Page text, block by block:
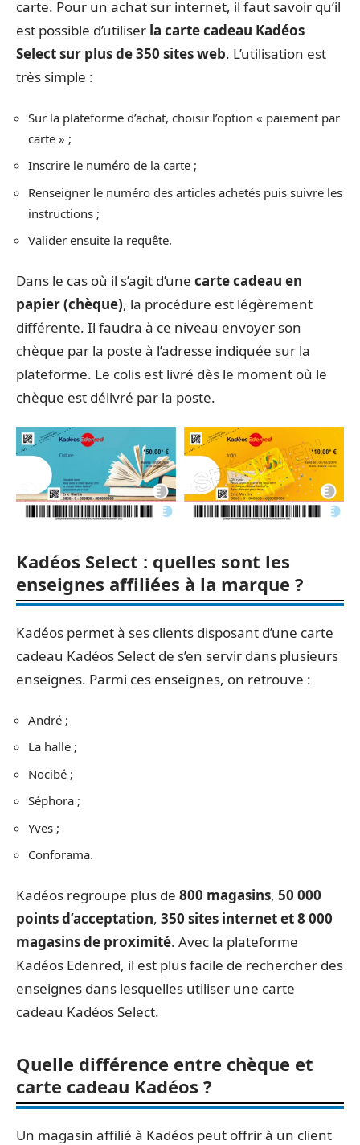
carte. Pour un achat sur internet, il faut savoir qu’il
est possible d’utiliser la carte cadeau Kadéos
Select sur plus de 350 sites web. L’utilisation est
très simple :
Sur la plateforme d’achat, choisir l’option « paiement par
carte » ;
Inscrire le numéro de la carte ;
Renseigner le numéro des articles achetés puis suivre les
instructions ;
Valider ensuite la requête.
Dans le cas où il s’agit d’une carte cadeau en
papier (chèque), la procédure est légèrement
différente. Il faudra à ce niveau envoyer son
chèque par la poste à l’adresse indiquée sur la
plateforme. Le colis est livré dès le moment où le
chèque est délivré par la poste.
Kadéos Select : quelles sont les
enseignes affiliées à la marque ?
Kadéos permet à ses clients disposant d’une carte
cadeau Kadéos Select de s’en servir dans plusieurs
enseignes. Parmi ces enseignes, on retrouve :
André ;
La halle ;
Nocibé ;
Séphora ;
Yves ;
Conforama.
Kadéos regroupe plus de 800 magasins, 50 000
points d’acceptation, 350 sites internet et 8 000
magasins de proximité. Avec la plateforme
Kadéos Edenred, il est plus facile de rechercher des
enseignes dans lesquelles utiliser une carte
cadeau Kadéos Select.
Quelle différence entre chèque et
carte cadeau Kadéos ?
Un magasin affilié à Kadéos peut offrir à un client